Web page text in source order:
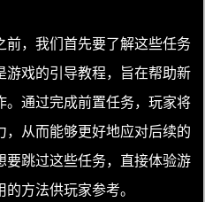
前，我们首先要了解这些任务
游戏的引导教程，旨在帮助新
。通过完成前置任务，玩家将
从而能够更好地应对后续的
要跳过这些任务，直接体验游
方法供玩家参考。